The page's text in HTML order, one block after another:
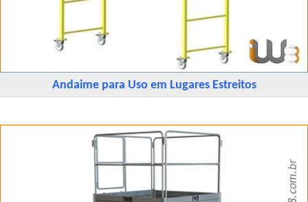
Andaime para Uso em Lugares Estreitos